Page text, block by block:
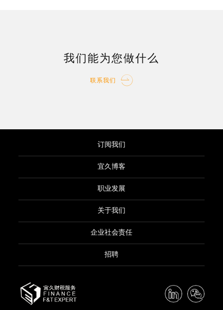
我们能为您做什么
联系我们
订阅我们
宜久博客
职业发展
关于我们
企业社会责任
招聘